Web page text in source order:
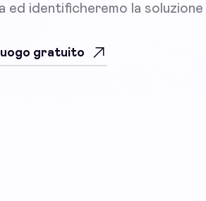
ed identificheremo la soluzione
gratuito